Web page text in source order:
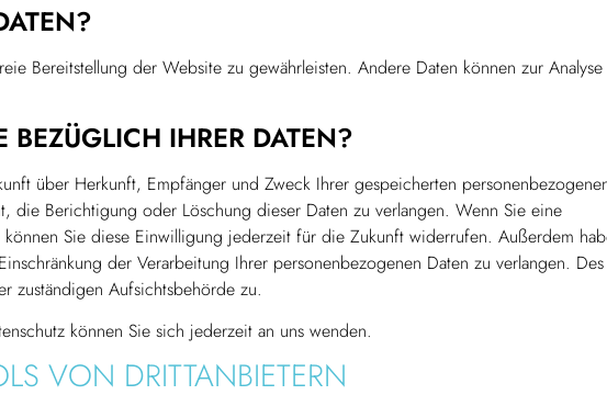
Bereitstellung der Website zu gewährleisten. Andere Daten können zur Analyse
BEZÜGLICH IHRER DATEN?
über Herkunft, Empfänger und Zweck Ihrer gespeicherten
die Berichtigung oder Löschung dieser Daten zu verlangen. Wenn Sie eine
Sie diese Einwilligung jederzeit für die Zukunft widerrufen. Außerdem
der Verarbeitung Ihrer personenbezogenen Daten zu verlangen. Des
zuständigen Aufsichtsbehörde zu.
können Sie sich jederzeit an uns wenden.
VON DRITT­ANBIETERN